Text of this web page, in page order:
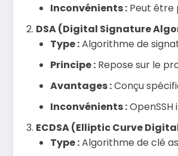
Inconvénients : Peut être
DSA (Digital Signature
Type :Algorithme de
Principe : Repose sur le
Avantages :Conçu
Inconvénients :
ECDSA (Elliptic Curve
Type :Algorithme de clé